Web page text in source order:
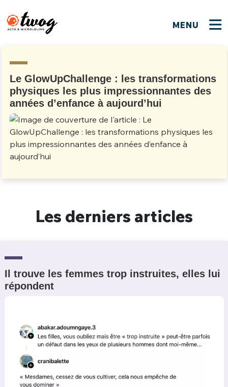
MENU
Le GlowUpChallenge : les transformations
physiques les plus impressionnantes des
années d’enfance à aujourd’hui
Les derniers articles
Il trouve les femmes trop instruites, elles lui
répondent
Bienvenue !
JE M'INSCRIS
PSEUDO*
EMAIL*
JE M'INSCRIS
Connexion
PSEUDO
MOT DE PASSE Mot de passe perdu ?
Que souhaitez-vous proposer ?
Quelques tweets
C'EST PARTI
Ma propre sélection
ME CONNECTER
C'EST PARTI